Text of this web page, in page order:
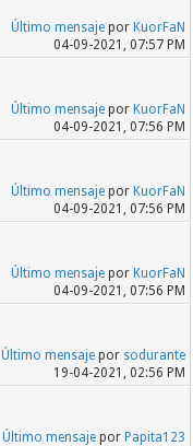
Último mensajepor KuorFaN
04-09-2021, 07:57 PM
Último mensajepor KuorFaN
04-09-2021, 07:56 PM
Último mensajepor KuorFaN
04-09-2021, 07:56 PM
Último mensajepor KuorFaN
04-09-2021, 07:56 PM
Último mensajepor sodurante
19-04-2021, 02:56 PM
Último mensajepor Papita123